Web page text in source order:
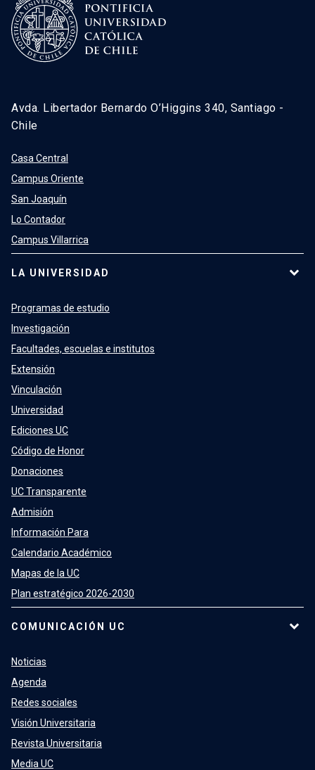
Avda. Libertador Bernardo O’Higgins 340, Santiago -
Chile
Casa Central
Campus Oriente
San Joaquín
Lo Contador
Campus Villarrica
LA UNIVERSIDAD
Programas de estudio
Investigación
Facultades, escuelas e institutos
Extensión
Vinculación
Universidad
Ediciones UC
Código de Honor
Donaciones
UC Transparente
Admisión
Información Para
Calendario Académico
Mapas de la UC
Plan estratégico 2026-2030
COMUNICACIÓN UC
Noticias
Agenda
Redes sociales
Visión Universitaria
Revista Universitaria
Media UC